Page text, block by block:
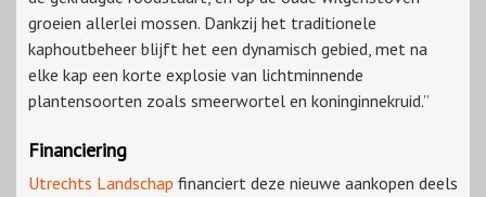
groeien allerlei mossen. Dankzij het traditionele
kaphoutbeheer blijft het een dynamisch gebied, met na
elke kap een korte explosie van lichtminnende
plantensoorten zoals smeerwortel en koninginnekruid.”
Financiering
Utrechts Landschap financiert deze nieuwe aankopen deels